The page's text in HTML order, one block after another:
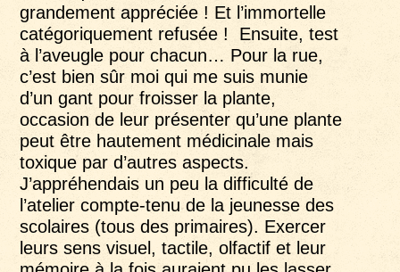
grandement appréciée ! Et l’immortelle
catégoriquement refusée ! Ensuite, test
à l’aveugle pour chacun… Pour la rue,
c’est bien sûr moi qui me suis munie
d’un gant pour froisser la plante,
occasion de leur présenter qu’une plante
peut être hautement médicinale mais
toxique par d’autres aspects.
J’appréhendais un peu la difficulté de
l’atelier compte-tenu de la jeunesse des
scolaires (tous des primaires). Exercer
leurs sens visuel, tactile, olfactif et leur